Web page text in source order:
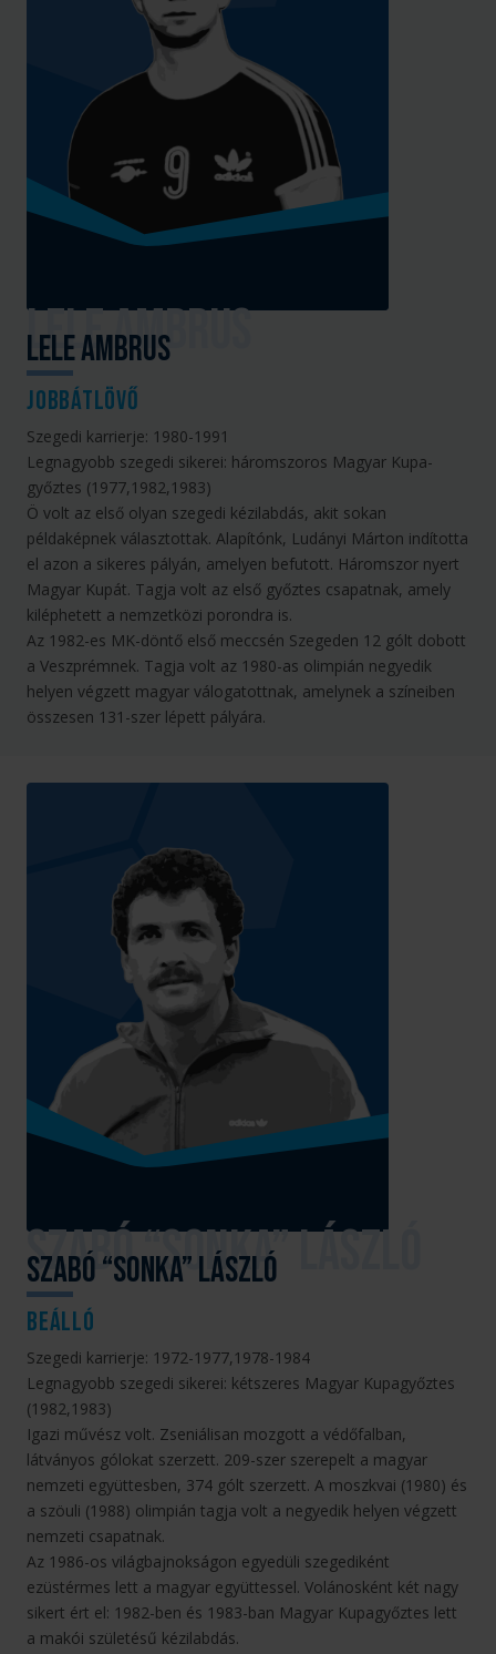
Lele Ambrus
jobbátlövő
Szegedi karrierje: 1980-1991
Legnagyobb szegedi sikerei: háromszoros Magyar Kupa-
győztes (1977,1982,1983)
Ö volt az első olyan szegedi kézilabdás, akit sokan
példaképnek választottak. Alapítónk, Ludányi Márton indította
el azon a sikeres pályán, amelyen befutott. Háromszor nyert
Magyar Kupát. Tagja volt az első győztes csapatnak, amely
kiléphetett a nemzetközi porondra is.
Az 1982-es MK-döntő első meccsén Szegeden 12 gólt dobott
a Veszprémnek. Tagja volt az 1980-as olimpián negyedik
helyen végzett magyar válogatottnak, amelynek a színeiben
összesen 131-szer lépett pályára.
Szabó “Sonka” László
beálló
Szegedi karrierje: 1972-1977,1978-1984
Legnagyobb szegedi sikerei: kétszeres Magyar Kupagyőztes
(1982,1983)
Igazi művész volt. Zseniálisan mozgott a védőfalban,
látványos gólokat szerzett. 209-szer szerepelt a magyar
nemzeti együttesben, 374 gólt szerzett. A moszkvai (1980) és
a szöuli (1988) olimpián tagja volt a negyedik helyen végzett
nemzeti csapatnak.
Az 1986-os világbajnokságon egyedüli szegediként
ezüstérmes lett a magyar együttessel. Volánosként két nagy
sikert ért el: 1982-ben és 1983-ban Magyar Kupagyőztes lett
a makói születésű kézilabdás.